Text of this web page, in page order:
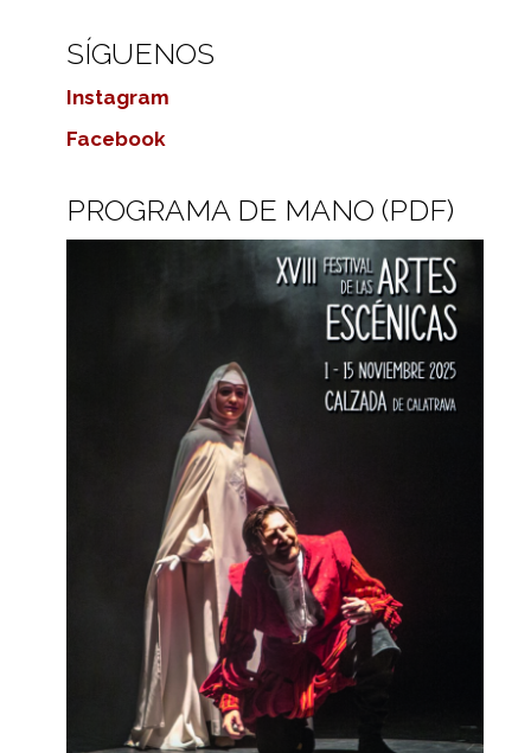
SÍGUENOS
Instagram
Facebook
PROGRAMA DE MANO (PDF)